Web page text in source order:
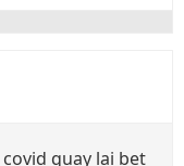
quay lại bet